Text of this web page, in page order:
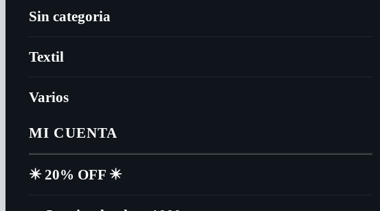
Sin categoria
Textil
Varios
MI CUENTA
✴️​ 20% OFF ✴️​